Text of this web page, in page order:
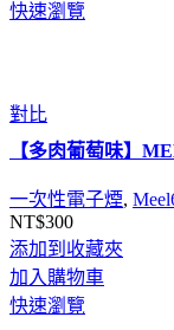
快速瀏覽
對比
【多肉葡萄味】
一次性電子煙,
NT$300
添加到收藏夾
加入購物車
快速瀏覽